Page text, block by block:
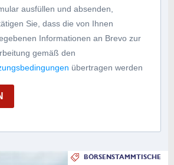
ausfüllen und absenden,
Sie, dass die von Ihnen
Informationen an Brevo zur
gemäß den
übertragen werden
BÖRSENSTAMMTISCHE